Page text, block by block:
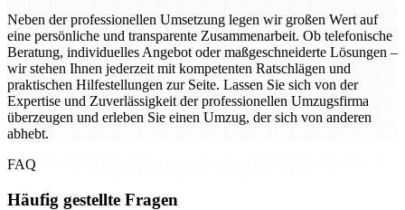
Neben der professionellen Umsetzung legen wir großen Wert auf
eine persönliche und transparente Zusammenarbeit. Ob telefonische
Beratung, individuelles Angebot oder maßgeschneiderte Lösungen –
wir stehen Ihnen jederzeit mit kompetenten Ratschlägen und
praktischen Hilfestellungen zur Seite. Lassen Sie sich von der
Expertise und Zuverlässigkeit der professionellen Umzugsfirma
überzeugen und erleben Sie einen Umzug, der sich von anderen
abhebt.
FAQ
Häufig gestellte Fragen